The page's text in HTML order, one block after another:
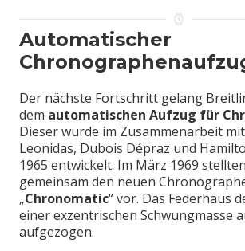
Automatischer
Der nächste Fortschritt gelang
dem automatischen Aufzug für
Dieser wurde im Zusammenarbeit
Leonidas, Dubois Dépraz und
1965 entwickelt. Im März 1969
gemeinsam den neuen
„Chronomatic“ vor. Das Federhaus
einer exzentrischen Schwungmasse
aufgezogen.